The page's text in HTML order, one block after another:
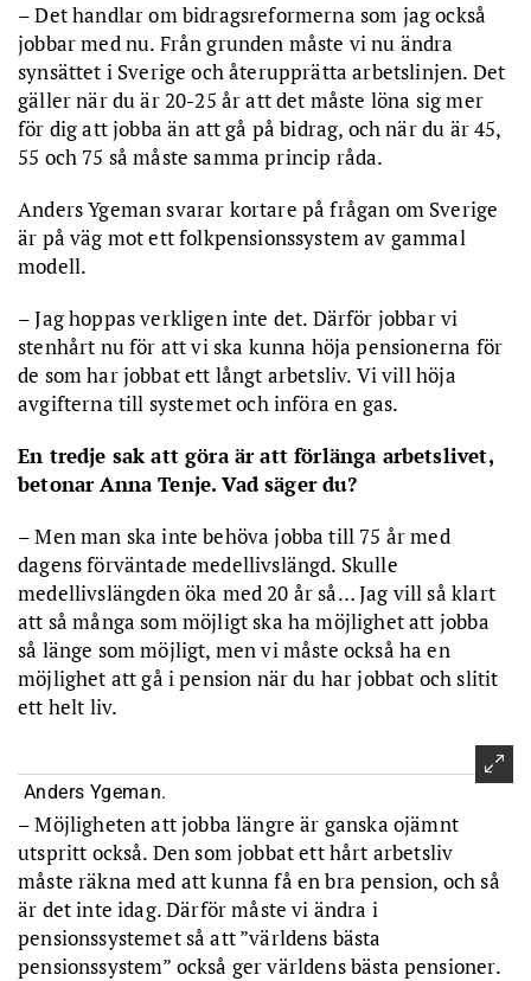
– Det handlar om bidragsreformerna som jag också
jobbar med nu. Från grunden måste vi nu ändra
synsättet i Sverige och återupprätta arbetslinjen. Det
gäller när du är 20-25 år att det måste löna sig mer
för dig att jobba än att gå på bidrag, och när du är 45,
55 och 75 så måste samma princip råda.
Anders Ygeman svarar kortare på frågan om Sverige
är på väg mot ett folkpensionssystem av gammal
modell.
– Jag hoppas verkligen inte det. Därför jobbar vi
stenhårt nu för att vi ska kunna höja pensionerna för
de som har jobbat ett långt arbetsliv. Vi vill höja
avgifterna till systemet och införa en gas.
En tredje sak att göra är att förlänga arbetslivet,
betonar Anna Tenje. Vad säger du?
– Men man ska inte behöva jobba till 75 år med
dagens förväntade medellivslängd. Skulle
medellivslängden öka med 20 år så… Jag vill så klart
att så många som möjligt ska ha möjlighet att jobba
så länge som möjligt, men vi måste också ha en
möjlighet att gå i pension när du har jobbat och slitit
ett helt liv.
Anders Ygeman.
– Möjligheten att jobba längre är ganska ojämnt
utspritt också. Den som jobbat ett hårt arbetsliv
måste räkna med att kunna få en bra pension, och så
är det inte idag. Därför måste vi ändra i
pensionssystemet så att ”världens bästa
pensionssystem” också ger världens bästa pensioner.